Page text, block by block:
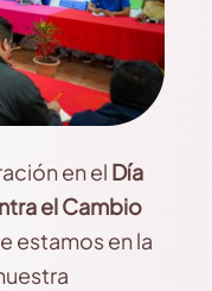
en el Día
el Cambio
estamos en la